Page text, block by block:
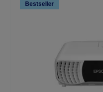
Bestseller